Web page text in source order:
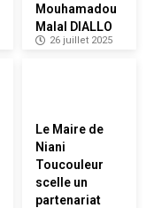
Mouhamadou
Malal DIALLO
26 juillet 2025
Le Maire de
Niani
Toucouleur
scelle un
partenariat